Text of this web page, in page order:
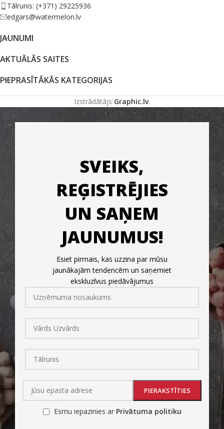
Tālrunis: (+371) 29225936
edgars@watermelon.lv
JAUNUMI
AKTUĀLĀS SAITES
PIEPRASĪTĀKĀS KATEGORIJAS
Izstrādātājs Graphic.lv.
SVEIKS,
REĢISTRĒJIES
UN SAŅEM
JAUNUMUS!
Esiet pirmais, kas uzzina par mūsu
jaunākajām tendencēm un saņemiet
ekskluzīvus piedāvājumus
Esmu iepazinies ar Privātuma politiku